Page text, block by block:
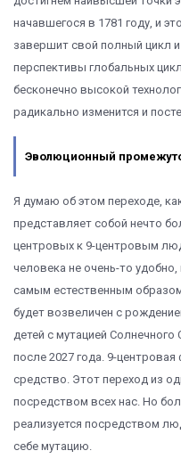
начавшегося в 1781 году, и
завершит свой полный цикл
перспективы глобальных
бесконечно высокой
радикально изменится и
Эволюционный
Я думаю об этом переходе,
представляет собой нечто
центровых к 9-центровым
человека не очень-то
самым естественным
будет возвеличен с
детей с мутацией
после 2027 года. 9-
средство. Этот переход из
посредством всех нас. Но
реализуется посредством
себе мутацию.